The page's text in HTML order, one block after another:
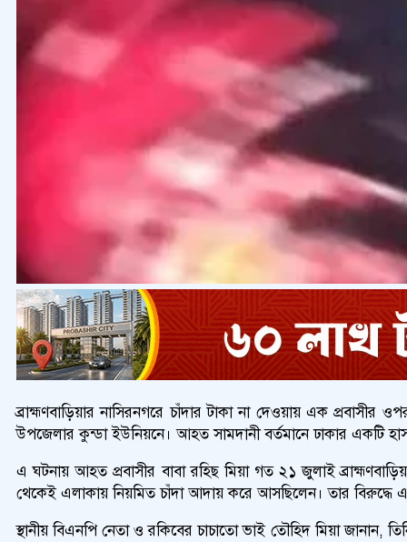
ব্রাহ্মণবাড়িয়ার নাসিরনগরে চাঁদার টাকা না দেওয়ায় এক
উপজেলার কুন্ডা ইউনিয়নে। আহত সামদানী বর্তমানে ঢাকার একটি
এ ঘটনায় আহত প্রবাসীর বাবা রহিছ মিয়া গত ২১ জুলাই
থেকেই এলাকায় নিয়মিত চাঁদা আদায় করে আসছিলেন। তার
স্থানীয় বিএনপি নেতা ও রকিবের চাচাতো ভাই তৌহিদ মিয়া